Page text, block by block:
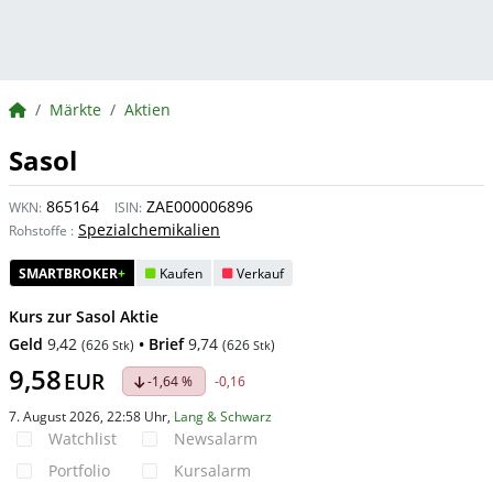
BörsenNEWS.de
Märkte Aktien
Sasol
WKN: 865164 ISIN: ZAE000006896
Rohstoffe : Spezialchemikalien
SMARTBROKER+ Kaufen Verkauf
Kurs zur Sasol Aktie
Geld 9,42 (626 Stk) • Brief 9,74 (626 Stk)
9,58EUR -1,64 %
-0,16
7. August 2026, 22:58 Uhr, Lang & Schwarz
Watchlist
Portfolio
Newsalarm
Kursalarm